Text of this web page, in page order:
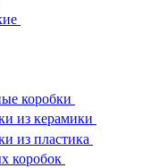
коробки
из керамики
из пластика
коробок